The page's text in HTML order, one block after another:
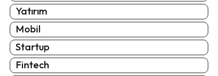
Yatırım
Mobil
Startup
Fintech